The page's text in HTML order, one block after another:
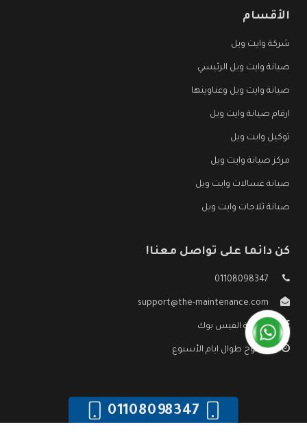
الأقسام
شركة وايت ويل
صيانة وايت ويل الرئيسي
صيانة وايت ويل وعناوينها
ارقام صيانة وايت ويل
توكيل وايت ويل
مركز صيانة وايت ويل
صيانة غسالات وايت ويل
صيانة ثلاجات وايت ويل
كن دائما على تواصل معنا!
01108098347
support@the-maintenance.com
صفحة الفيس بوك
مفتوح طوال ايام الأسبوع
01108098347